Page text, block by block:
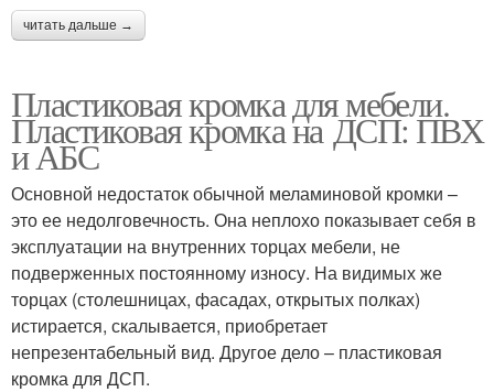
читать дальше →
Пластиковая кромка для мебели.
Пластиковая кромка на ДСП: ПВХ
и АБС
Основной недостаток обычной меламиновой кромки –
это ее недолговечность. Она неплохо показывает себя в
эксплуатации на внутренних торцах мебели, не
подверженных постоянному износу. На видимых же
торцах (столешницах, фасадах, открытых полках)
истирается, скалывается, приобретает
непрезентабельный вид. Другое дело – пластиковая
кромка для ДСП.